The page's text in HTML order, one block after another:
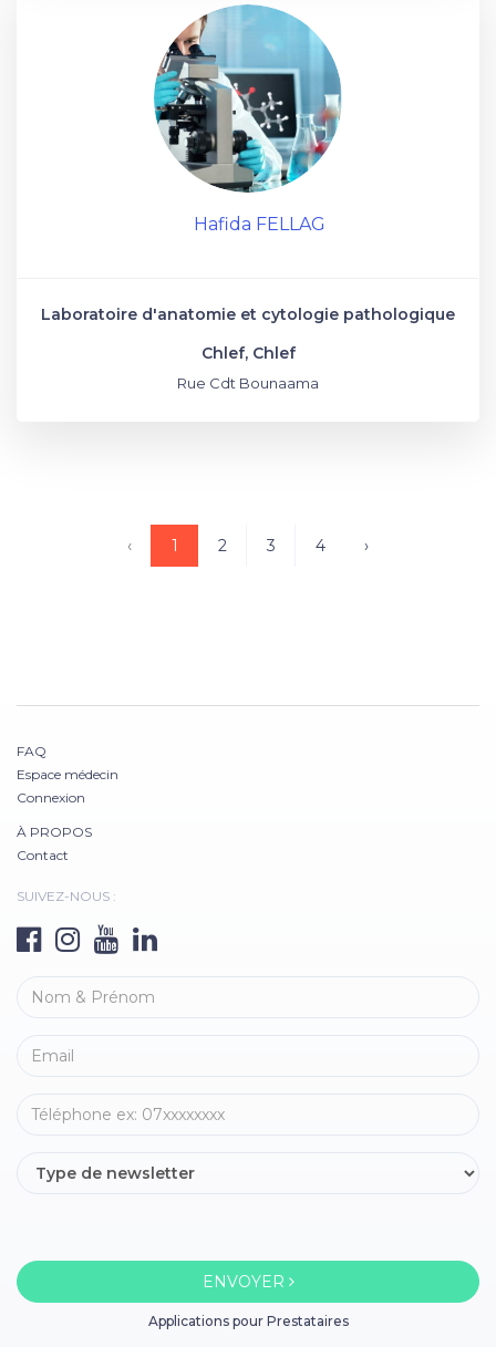
Hafida FELLAG
Laboratoire d'anatomie et cytologie pathologique
Chlef, Chlef
Rue Cdt Bounaama
‹ 1 2 3 4 ›
FAQ
Espace médecin
Connexion
À PROPOS
Contact
SUIVEZ-NOUS :
ENVOYER
Applications pour Prestataires